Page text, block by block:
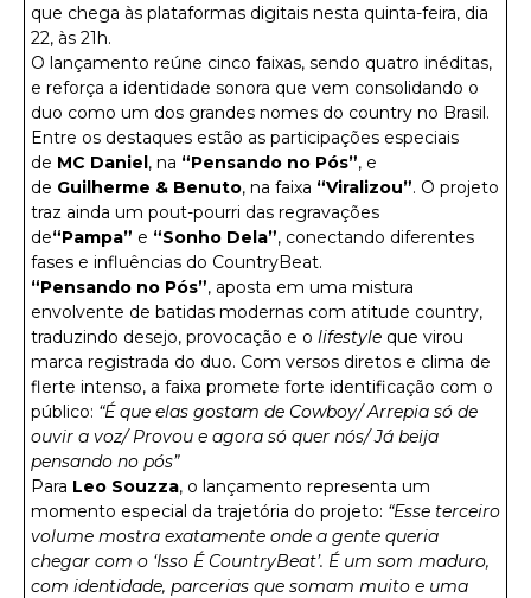
que chega às plataformas digitais nesta quinta-feira, dia
22, às 21h.
O lançamento reúne cinco faixas, sendo quatro inéditas,
e reforça a identidade sonora que vem consolidando o
duo como um dos grandes nomes do country no Brasil.
Entre os destaques estão as participações especiais
de MC Daniel, na “Pensando no Pós”, e
de Guilherme & Benuto, na faixa “Viralizou”. O projeto
traz ainda um pout-pourri das regravações
de“Pampa” e “Sonho Dela”, conectando diferentes
fases e influências do CountryBeat.
“Pensando no Pós”, aposta em uma mistura
envolvente de batidas modernas com atitude country,
traduzindo desejo, provocação e o lifestyle que virou
marca registrada do duo. Com versos diretos e clima de
flerte intenso, a faixa promete forte identificação com o
público: “É que elas gostam de Cowboy/ Arrepia só de
ouvir a voz/ Provou e agora só quer nós/ Já beija
pensando no pós”
Para Leo Souzza, o lançamento representa um
momento especial da trajetória do projeto: “Esse terceiro
volume mostra exatamente onde a gente queria
chegar com o ‘Isso É CountryBeat’. É um som maduro,
com identidade, parcerias que somam muito e uma